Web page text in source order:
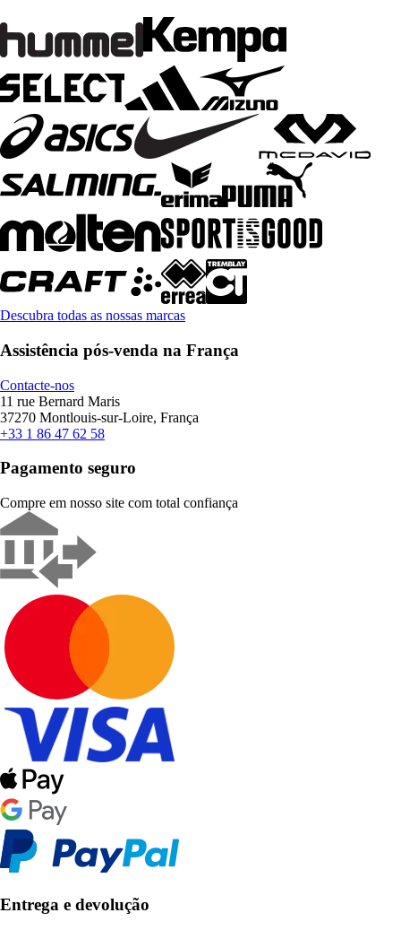
Descubra todas as nossas marcas
Assistência pós-venda na França
Contacte-nos
11 rue Bernard Maris
37270 Montlouis-sur-Loire, França
+33 1 86 47 62 58
Pagamento seguro
Compre em nosso site com total confiança
Entrega e devolução